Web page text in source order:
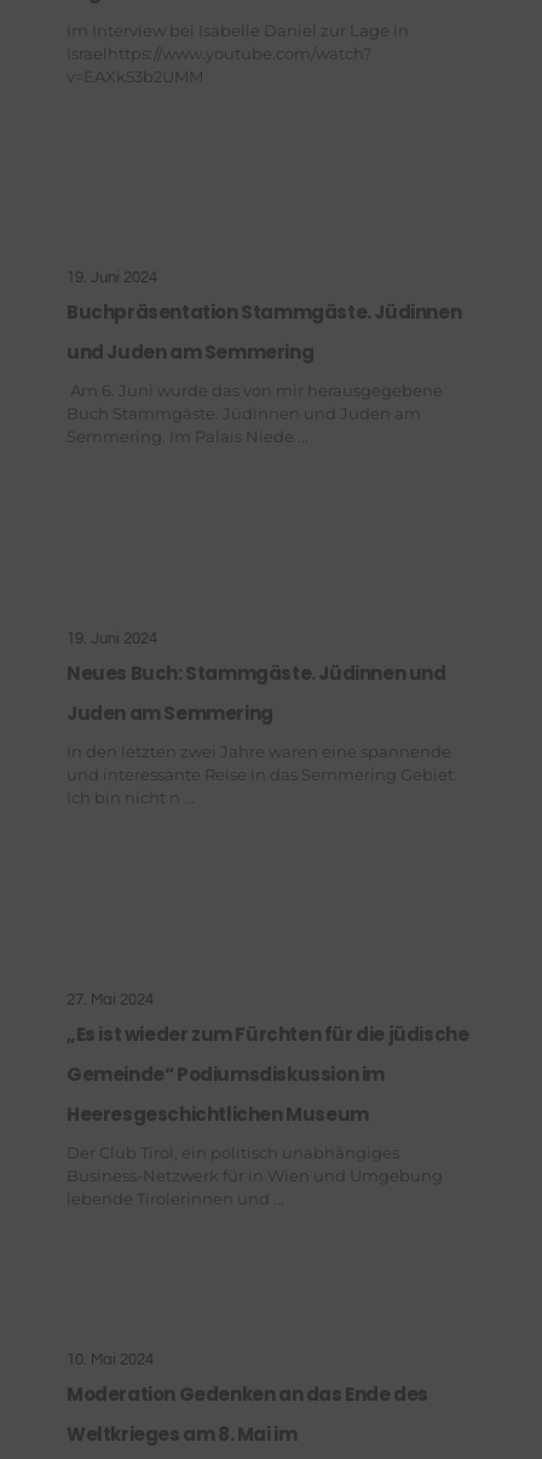
Im Interview bei Isabelle Daniel zur Lage in
Israelhttps://www.youtube.com/watch?
v=EAXk53b2UMM
19. Juni 2024
Buchpräsentation Stammgäste. Jüdinnen
und Juden am Semmering
Am 6. Juni wurde das von mir herausgegebene
Buch Stammgäste. Jüdinnen und Juden am
Semmering. Im Palais Niede ...
19. Juni 2024
Neues Buch: Stammgäste. Jüdinnen und
Juden am Semmering
In den letzten zwei Jahre waren eine spannende
und interessante Reise in das Semmering Gebiet.
Ich bin nicht n ...
27. Mai 2024
„Es ist wieder zum Fürchten für die jüdische
Gemeinde“ Podiumsdiskussion im
Heeresgeschichtlichen Museum
Der Club Tirol, ein politisch unabhängiges
Business-Netzwerk für in Wien und Umgebung
lebende Tirolerinnen und ...
10. Mai 2024
Moderation Gedenken an das Ende des
Weltkrieges am 8. Mai im
unsere rechtliche Verpflichtung.